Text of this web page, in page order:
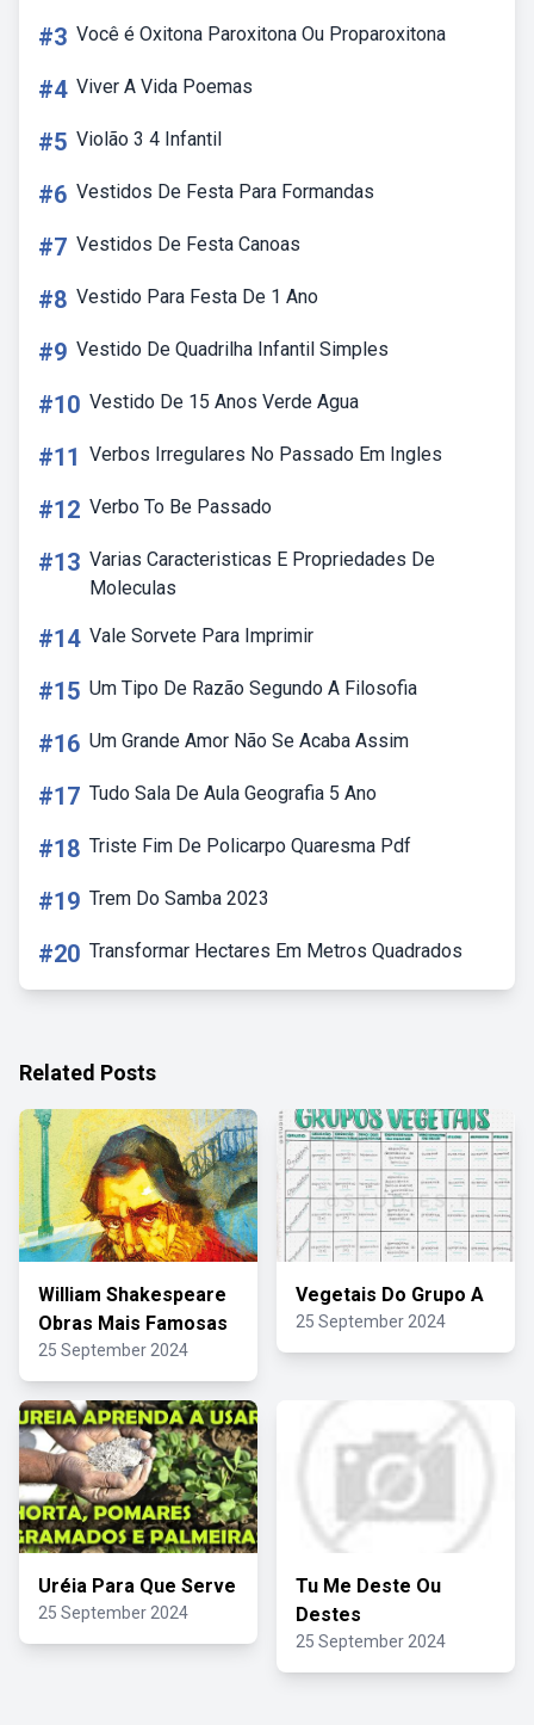
#3 Você é Oxitona Paroxitona Ou Proparoxitona
#4 Viver A Vida Poemas
#5 Violão 3 4 Infantil
#6 Vestidos De Festa Para Formandas
#7 Vestidos De Festa Canoas
#8 Vestido Para Festa De 1 Ano
#9 Vestido De Quadrilha Infantil Simples
#10 Vestido De 15 Anos Verde Agua
#11 Verbos Irregulares No Passado Em Ingles
#12 Verbo To Be Passado
#13 Varias Caracteristicas E Propriedades De
Moleculas
#14 Vale Sorvete Para Imprimir
#15 Um Tipo De Razão Segundo A Filosofia
#16 Um Grande Amor Não Se Acaba Assim
#17 Tudo Sala De Aula Geografia 5 Ano
#18 Triste Fim De Policarpo Quaresma Pdf
#19 Trem Do Samba 2023
#20 Transformar Hectares Em Metros Quadrados
Related Posts
William Shakespeare
Obras Mais Famosas
25 September 2024
Vegetais Do Grupo A
25 September 2024
Uréia Para Que Serve
25 September 2024
Tu Me Deste Ou
Destes
25 September 2024